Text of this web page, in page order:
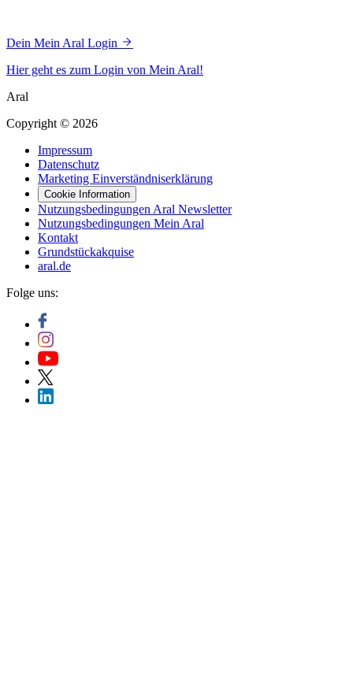
Dein Mein Aral Login
Hier geht es zum Login von Mein Aral!
Aral
Copyright © 2026
Impressum
Datenschutz
Marketing Einverständniserklärung
Cookie Information
Nutzungsbedingungen Aral Newsletter
Nutzungsbedingungen Mein Aral
Kontakt
Grundstückakquise
aral.de
Folge uns: